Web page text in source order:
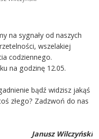
na sygnały od naszych
wszelakiej
codziennego.
na godzinę 12.05.
bądź widzisz jakąś
złego? Zadzwoń do nas
Janusz Wilczyński